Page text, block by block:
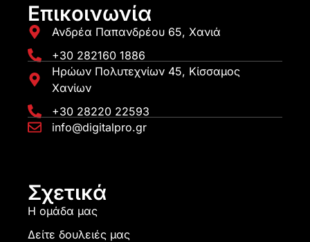
Επικοινωνία
Ανδρέα Παπανδρέου 65, Χανιά
+30 282160 1886
Ηρώων Πολυτεχνίων 45, Κίσσαμος
Χανίων
+30 28220 22593
info@digitalpro.gr
Σχετικά
Η ομάδα μας
Δείτε δουλειές μας